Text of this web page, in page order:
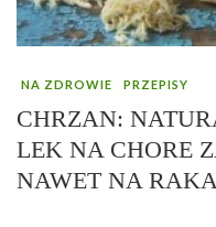
NA ZDROWIE PRZEPISY
CHRZAN:
LEK NA CHORE
NAWET NA RAKA